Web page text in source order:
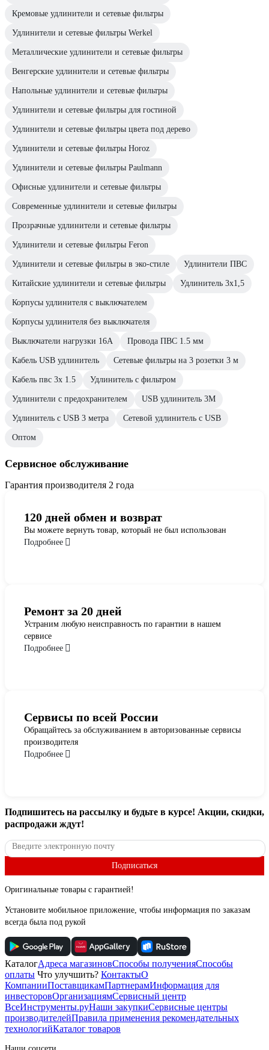
Кремовые удлинители и сетевые фильтры
Удлинители и сетевые фильтры Werkel
Металлические удлинители и сетевые фильтры
Венгерские удлинители и сетевые фильтры
Напольные удлинители и сетевые фильтры
Удлинители и сетевые фильтры для гостиной
Удлинители и сетевые фильтры цвета под дерево
Удлинители и сетевые фильтры Horoz
Удлинители и сетевые фильтры Paulmann
Офисные удлинители и сетевые фильтры
Современные удлинители и сетевые фильтры
Прозрачные удлинители и сетевые фильтры
Удлинители и сетевые фильтры Feron
Удлинители и сетевые фильтры в эко-стиле Удлинители ПВС
Китайские удлинители и сетевые фильтры Удлинитель 3х1,5
Корпусы удлинителя с выключателем
Корпусы удлинителя без выключателя
Выключатели нагрузки 16А Провода ПВС 1.5 мм
Кабель USB удлинитель Сетевые фильтры на 3 розетки 3 м
Кабель пвс 3х 1.5 Удлинитель с фильтром
Удлинители с предохранителем USB удлинитель 3М
Удлинитель с USB 3 метра Сетевой удлинитель с USB
Оптом
Сервисное обслуживание
Гарантия производителя 2 года
120 дней обмен и возврат
Вы можете вернуть товар, который не был использован
Подробнее
Ремонт за 20 дней
Устраним любую неисправность по гарантии в нашем
сервисе
Подробнее
Сервисы по всей России
Обращайтесь за обслуживанием в авторизованные сервисы
производителя
Подробнее
Подпишитесь на рассылку и будьте в курсе! Акции, скидки,
распродажи ждут!
Подписаться
Оригинальные товары с гарантией!
Установите мобильное приложение, чтобы информация по заказам
всегда была под рукой
КаталогАдреса магазиновСпособы полученияСпособы
оплаты Что улучшить? КонтактыО
КомпанииПоставщикамПартнерамИнформация для
инвесторовОрганизациямСервисный центр
ВсеИнструменты.руНаши закупкиСервисные центры
производителейПравила применения рекомендательных
технологийКаталог товаров